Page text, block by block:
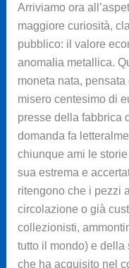
Arriviamo ora
maggiore curiosità,
pubblico: il valore
anomalia metallica.
moneta nata,
misero centesimo di
presse della fabbrica
domanda fa
chiunque ami le
sua estrema e
ritengono che i pezzi
circolazione o già
collezionisti,
tutto il mondo) e
che ha acquisito nel